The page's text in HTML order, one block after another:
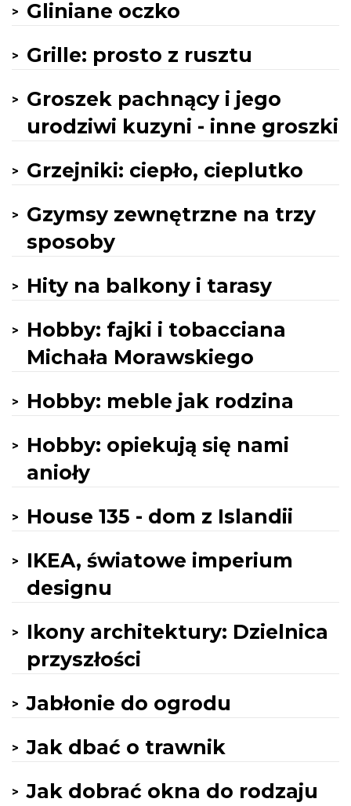
Gliniane oczko
Grille: prosto z rusztu
Groszek pachnący i jego
urodziwi kuzyni - inne groszki
Grzejniki: ciepło, cieplutko
Gzymsy zewnętrzne na trzy
sposoby
Hity na balkony i tarasy
Hobby: fajki i tobacciana
Michała Morawskiego
Hobby: meble jak rodzina
Hobby: opiekują się nami
anioły
House 135 - dom z Islandii
IKEA, światowe imperium
designu
Ikony architektury: Dzielnica
przyszłości
Jabłonie do ogrodu
Jak dbać o trawnik
Jak dobrać okna do rodzaju